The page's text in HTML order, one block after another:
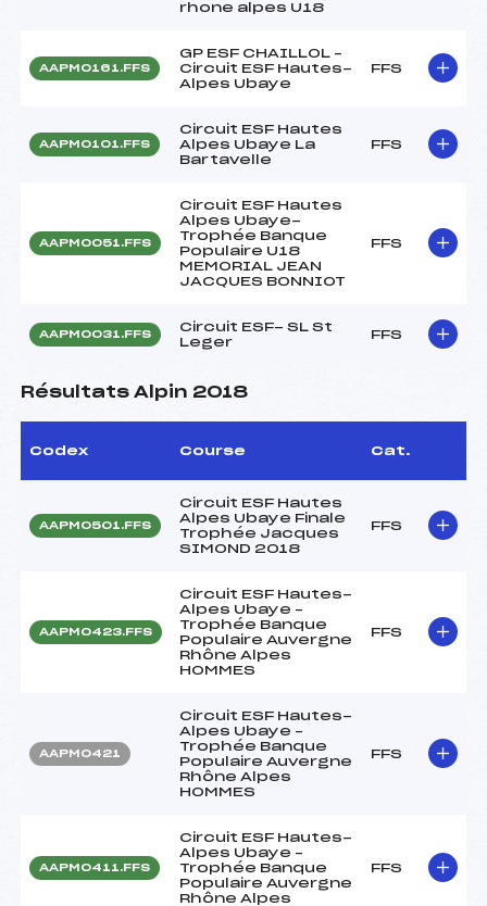
rhone alpes U18
AAPM0161.FFS
GP ESF CHAILLOL –
Circuit ESF Hautes-
Alpes Ubaye
FFS
AAPM0101.FFS
Circuit ESF Hautes
Alpes Ubaye La
Bartavelle
FFS
AAPM0051.FFS
Circuit ESF Hautes
Alpes Ubaye-
Trophée Banque
Populaire U18
MEMORIAL JEAN
JACQUES BONNIOT
FFS
AAPM0031.FFS
Circuit ESF- SL St
Leger
FFS
Résultats Alpin 2018
Codex Course Cat.
AAPM0501.FFS
Circuit ESF Hautes
Alpes Ubaye Finale
Trophée Jacques
SIMOND 2018
FFS
AAPM0423.FFS
Circuit ESF Hautes-
Alpes Ubaye –
Trophée Banque
Populaire Auvergne
Rhône Alpes
HOMMES
FFS
AAPM0421
Circuit ESF Hautes-
Alpes Ubaye –
Trophée Banque
Populaire Auvergne
Rhône Alpes
HOMMES
FFS
AAPM0411.FFS
Circuit ESF Hautes-
Alpes Ubaye –
Trophée Banque
Populaire Auvergne
Rhône Alpes
FFS